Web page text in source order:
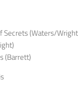
Secrets (Waters/
(Barrett)